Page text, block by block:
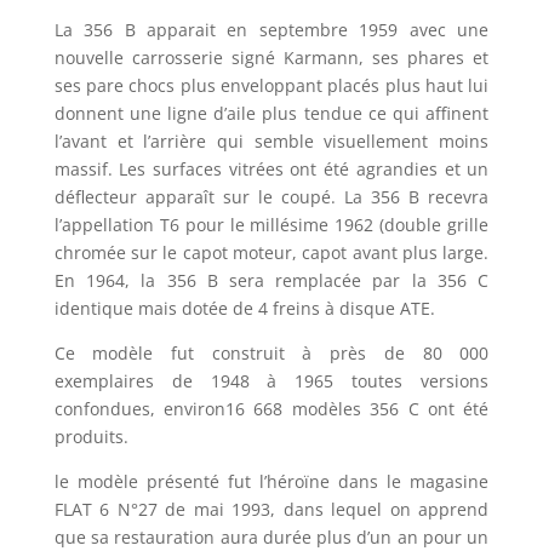
La 356 B apparait en septembre 1959 avec une
nouvelle carrosserie signé Karmann, ses phares et
ses pare chocs plus enveloppant placés plus haut lui
donnent une ligne d’aile plus tendue ce qui affinent
l’avant et l’arrière qui semble visuellement moins
massif. Les surfaces vitrées ont été agrandies et un
déflecteur apparaît sur le coupé. La 356 B recevra
l’appellation T6 pour le millésime 1962 (double grille
chromée sur le capot moteur, capot avant plus large.
En 1964, la 356 B sera remplacée par la 356 C
identique mais dotée de 4 freins à disque ATE.
Ce modèle fut construit à près de 80 000
exemplaires de 1948 à 1965 toutes versions
confondues, environ16 668 modèles 356 C ont été
produits.
le modèle présenté fut l’héroïne dans le magasine
FLAT 6 N°27 de mai 1993, dans lequel on apprend
que sa restauration aura durée plus d’un an pour un